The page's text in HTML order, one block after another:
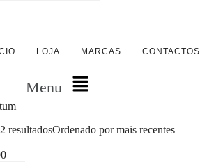
LOJA MARCAS CONTACTOS
Menu
resultadosOrdenado por mais recentes